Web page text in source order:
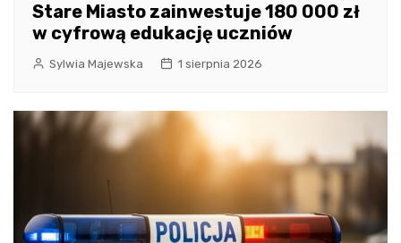
Stare Miasto zainwestuje 180 000 zł
w cyfrową edukację uczniów
Sylwia Majewska 1 sierpnia 2026